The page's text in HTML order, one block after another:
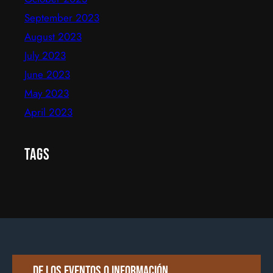
September 2023
August 2023
July 2023
June 2023
May 2023
April 2023
Tags